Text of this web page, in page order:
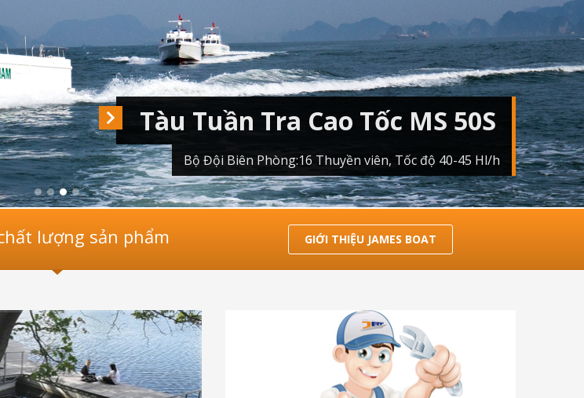
Tàu Tuần Tra Cao Tốc MS 50S
Bộ Đội Biên Phòng:16 Thuyền viên, Tốc độ 40-45 Hl/h
lượng sản phẩm GIỚI THIỆU JAMES BOAT